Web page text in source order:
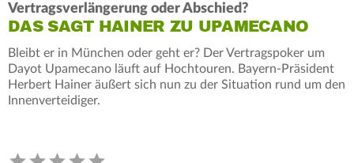
Vertragsverlängerung oder Abschied?
DAS SAGT HAINER ZU UPAMECANO
Bleibt er in München oder geht er? Der Vertragspoker um
Dayot Upamecano läuft auf Hochtouren. Bayern-Präsident
Herbert Hainer äußert sich nun zu der Situation rund um den
Innenverteidiger.